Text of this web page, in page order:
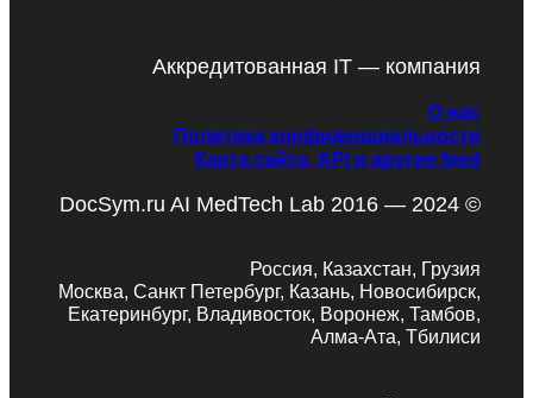
Аккредитованная IT — компания
О нас
Политика конфиденциальности
Карта сайта, API и другие feed
DocSym.ru AI MedTech Lab 2016 — 2024 ©
Россия, Казахстан, Грузия
Москва, Санкт Петербург, Казань, Новосибирск,
Екатеринбург, Владивосток, Воронеж, Тамбов,
Алма-Ата, Тбилиси